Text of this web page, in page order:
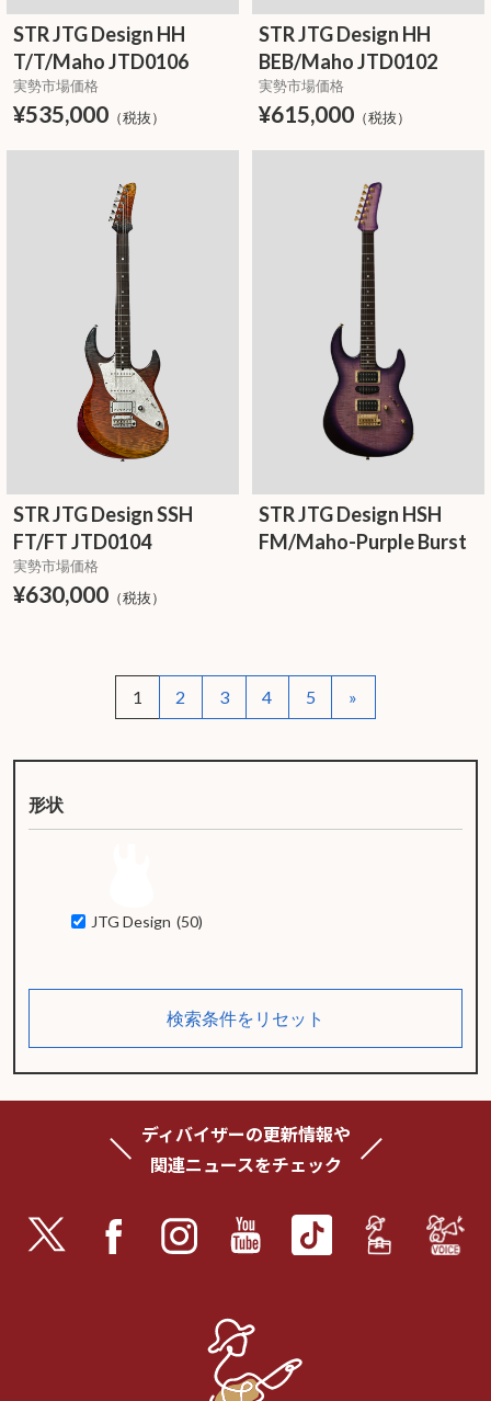
STR JTG Design HH
T/T/Maho JTD0106
実勢市場価格
¥535,000 （税抜）
STR JTG Design HH
BEB/Maho JTD0102
実勢市場価格
¥615,000 （税抜）
STR JTG Design SSH
FT/FT JTD0104
実勢市場価格
¥630,000 （税抜）
STR JTG Design HSH
FM/Maho-Purple Burst
1 2 3 4 5 »
形状
JTG Design (50)
検索条件をリセット
ディバイザーの更新情報や
関連ニュースをチェック